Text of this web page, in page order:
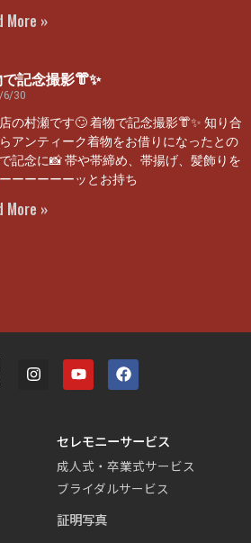
More »
記念撮影👘✨
6/30
の村瀬です🙄 着物で記念撮影👘✨ 知り合
アンティーク着物をお借りになったとの
記念に📸 帯や帯締め、帯揚げ、髪飾りを
ーーーーーーッとお持ち
More »
セレモニーサービス
成人式・卒業式サービス
ブライダルサービス
証明写真